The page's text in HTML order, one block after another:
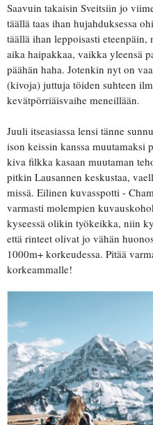
Saavuin takaisin Sveitsiin jo
täällä taas ihan hujahduksessa
täällä ihan leppoisasti
aika haipakkaa, vaikka yleensä
päähän haha. Jotenkin nyt on
(kivoja) juttuja töiden suhteen
kevätpörriäisvaihe meneillään.
Juuli itseasiassa lensi tänne
ison keissin kanssa muutamaksi
kiva filkka kasaan muutaman
pitkin Lausannen keskustaa,
missä. Eilinen kuvasspotti -
varmasti molempien
kyseessä olikin työkeikka, niin
että rinteet olivat jo vähän
1000m+ korkeudessa. Pitää
korkeammalle!